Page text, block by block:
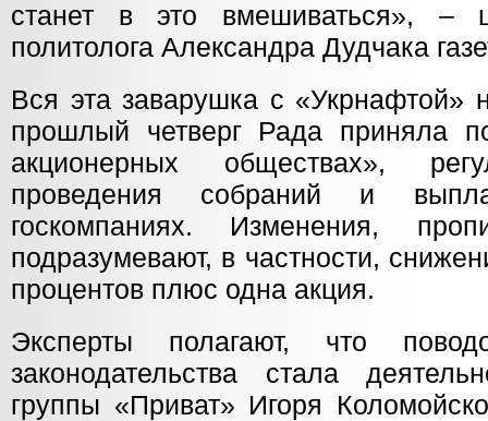
станет в это вмешиваться», –
политолога Александра Дудчака
Вся эта заварушка с «Укрнафтой»
прошлый четверг Рада приняла
акционерных обществах»,
проведения собраний и
госкомпаниях. Изменения,
подразумевают, в частности,
процентов плюс одна акция.
Эксперты полагают, что
законодательства стала
группы «Приват» Игоря